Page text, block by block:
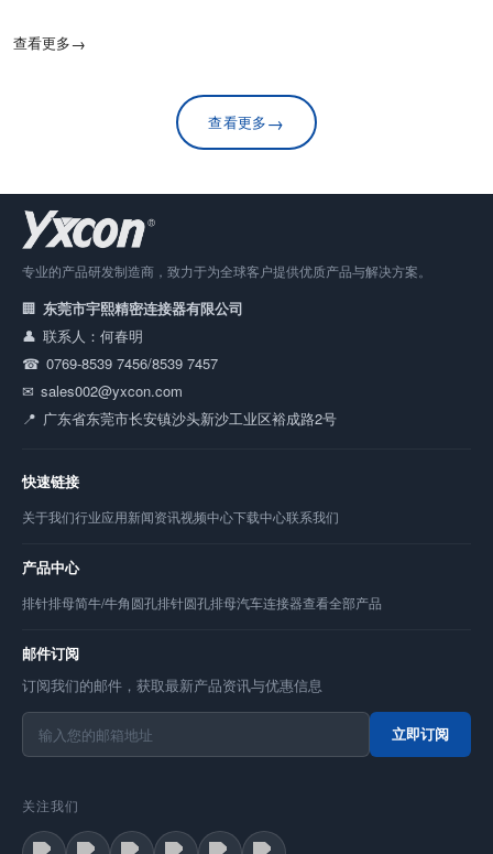
查看更多→
查看更多→
专业的产品研发制造商，致力于为全球客户提供优质产品与解决方案。
东莞市宇熙精密连接器有限公司
联系人：何春明
0769-8539 7456/8539 7457
sales002@yxcon.com
广东省东莞市长安镇沙头新沙工业区裕成路2号
快速链接
关于我们行业应用新闻资讯视频中心下载中心联系我们
产品中心
排针排母简牛/牛角圆孔排针圆孔排母汽车连接器查看全部产品
邮件订阅
订阅我们的邮件，获取最新产品资讯与优惠信息
立即订阅
关注我们